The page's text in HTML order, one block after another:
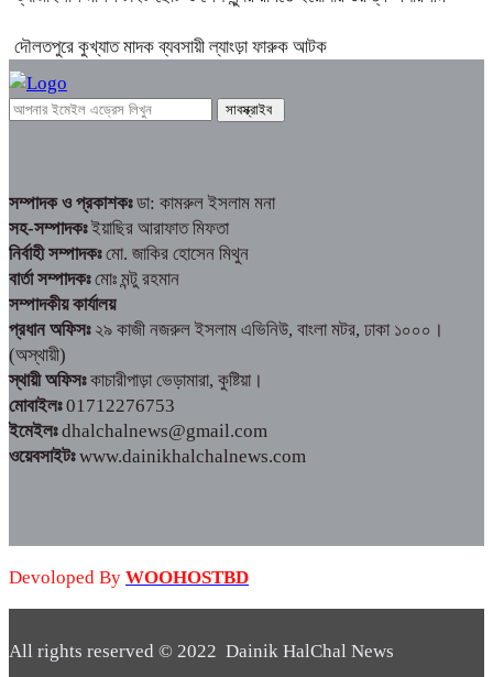
দৌলতপুরে কুখ্যাত মাদক ব্যবসায়ী ল্যাংড়া ফারুক আটক
সম্পাদক ও প্রকাশকঃডা: কামরুল ইসলাম মনা
সহ-সম্পাদকঃইয়াছির আরাফাত মিফতা
নির্বাহী সম্পাদকঃমো. জাকির হোসেন মিথুন
বার্তা সম্পাদকঃমোঃ মন্টু রহমান
সম্পাদকীয় কার্যালয়
প্রধান অফিসঃ২৯ কাজী নজরুল ইসলাম এভিনিউ, বাংলা মটর, ঢাকা ১০০০।
(অস্থায়ী)
স্থায়ী অফিসঃকাচারীপাড়া ভেড়ামারা, কুষ্টিয়া।
মোবাইলঃ01712276753
ইমেইলঃdhalchalnews@gmail.com
ওয়েবসাইটঃwww.dainikhalchalnews.com
Devoloped By WOOHOSTBD
All rights reserved © 2022 Dainik HalChal News